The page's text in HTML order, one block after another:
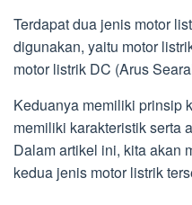
Terdapat dua jenis motor
digunakan, yaitu motor
motor listrik DC (Arus
Keduanya memiliki prinsip
memiliki karakteristik serta
Dalam artikel ini, kita akan
kedua jenis motor listrik